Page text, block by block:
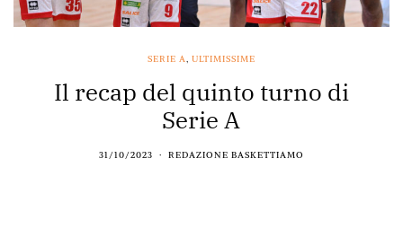
SERIE A, ULTIMISSIME
Il recap del quinto turno di
Serie A
31/10/2023 REDAZIONE BASKETTIAMO